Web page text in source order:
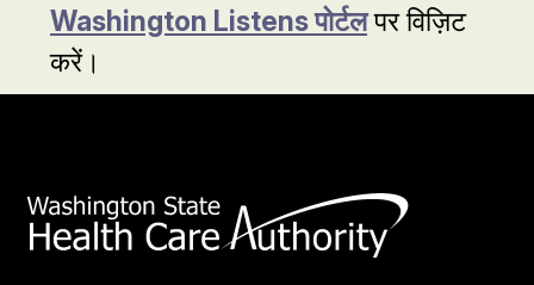
Washington Listens पोर्टलपर विज़िट
करें।